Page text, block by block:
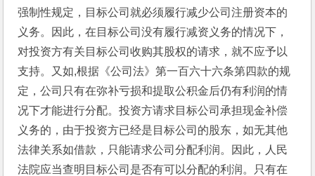
强制性规定，目标公司就必须履行减少公司注册资本的
义务。因此，在目标公司没有履行减资义务的情况下，
对投资方有关目标公司收购其股权的请求，就不应予以
支持。又如,根据《公司法》第一百六十六条第四款的规
定，公司只有在弥补亏损和提取公积金后仍有利润的情
况下才能进行分配。投资方请求目标公司承担现金补偿
义务的，由于投资方已经是目标公司的股东，如无其他
法律关系如借款，只能请求公司分配利润。因此，人民
法院应当查明目标公司是否有可以分配的利润。只有在